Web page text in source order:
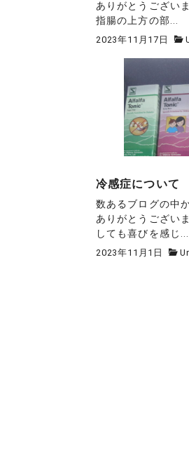
ありがとうござい
指腸の上方の部...
2023年11月17日
冷感症について
数あるブログの中
ありがとうござい
しても喜びを感じ...
2023年11月1日